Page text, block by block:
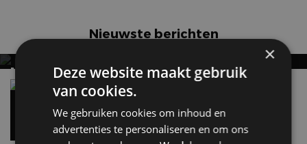
Nieuwste berichten
MET KORTING NAAR EV EXPERIENCE 2026?
AUTORAI REGELT HET!
EV Experience 2026 van 24 tot 26 september
Vergelijking: BMW iX3 vs Volvo EX60 – Welke
moet je hebben?
28 mei
×
Deze website maakt gebruik
van cookies.
We gebruiken cookies om inhoud en
advertenties te personaliseren en om ons